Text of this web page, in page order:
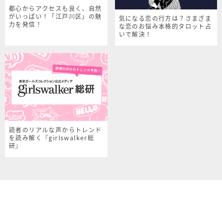
都心からアクセスも良く、自然
がいっぱい！「江戸川区」の魅
力を発信！
気になる恋の行方は？さまざま
な恋のお悩み本格的タロット占
いで解決！
読者のリアルな声からトレンド
を読み解く『girlswalker総
研』